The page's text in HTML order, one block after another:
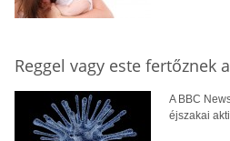
Reggel vagy este fertőznek
A BBC
éjszakai